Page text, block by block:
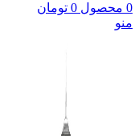
0 محصول 0 تومان
منو